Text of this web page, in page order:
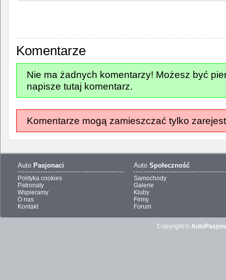
Komentarze
Nie ma żadnych komentarzy! Możesz być
napisze tutaj komentarz.
Komentarze mogą zamieszczać tylko
Auto Pasjonaci
Polityka cookies
Patronaty
Wspieramy
O nas
Kontakt
Auto Społeczność
Samochody
Galerie
Kluby
Firmy
Forum
Copyright ©